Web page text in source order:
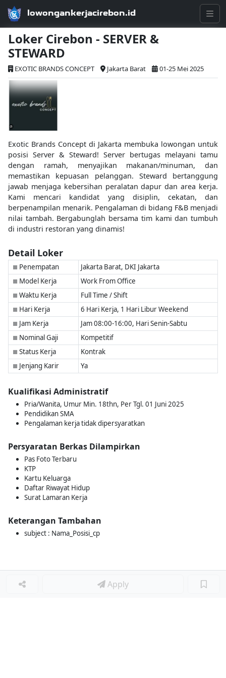
lowongankerjacirebon.id
Loker Cirebon - SERVER &
STEWARD
EXOTIC BRANDS CONCEPT Jakarta Barat 01-25 Mei 2025
Exotic Brands Concept di Jakarta membuka lowongan untuk
posisi Server & Steward! Server bertugas melayani tamu
dengan ramah, menyajikan makanan/minuman, dan
memastikan kepuasan pelanggan. Steward bertanggung
jawab menjaga kebersihan peralatan dapur dan area kerja.
Kami mencari kandidat yang disiplin, cekatan, dan
berpenampilan menarik. Pengalaman di bidang F&B menjadi
nilai tambah. Bergabunglah bersama tim kami dan tumbuh
di industri restoran yang dinamis!
Detail Loker
■ Penempatan Jakarta Barat, DKI Jakarta
■ Model Kerja Work From Office
■ Waktu Kerja Full Time / Shift
■ Hari Kerja 6 Hari Kerja, 1 Hari Libur Weekend
■ Jam Kerja Jam 08:00-16:00, Hari Senin-Sabtu
■ Nominal Gaji Kompetitif
■ Status Kerja Kontrak
■ Jenjang Karir Ya
Kualifikasi Administratif
Pria/Wanita, Umur Min. 18thn, Per Tgl. 01 Juni 2025
Pendidikan SMA
Pengalaman kerja tidak dipersyaratkan
Persyaratan Berkas Dilampirkan
Pas Foto Terbaru
KTP
Kartu Keluarga
Daftar Riwayat Hidup
Surat Lamaran Kerja
Keterangan Tambahan
subject : Nama_Posisi_cp
Apply